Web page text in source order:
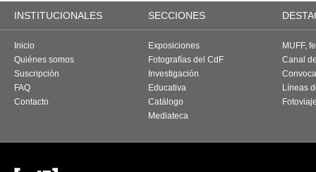
INSTITUCIONALES SECCIONES
Inicio
Quiénes somos
Suscripción
FAQ
Contacto
Exposiciones
Fotografías del CdF
Investigación
Educativa
Catálogo
Mediateca
MUFF,
Canal
Líneas